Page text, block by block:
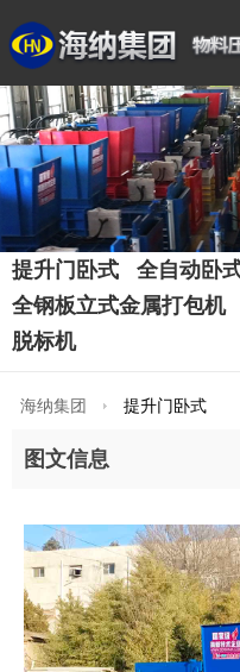
提升门卧式 全自动卧
全钢板立式金属打包机
脱标机
海纳集团 提升门卧式
图文信息